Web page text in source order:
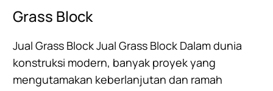
Grass Block
Jual Grass Block Jual Grass Block Dalam dunia
konstruksi modern, banyak proyek yang
mengutamakan keberlanjutan dan ramah